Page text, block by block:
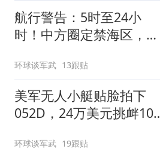
航行警告：5时至24小
时！中方圈定禁海区，美
权已定
环球谈军武 13跟贴
美军无人小艇贴脸拍下
052D，24万美元挑衅10
环球谈军武 19跟贴